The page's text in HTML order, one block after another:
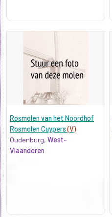
Rosmolen van het Noordhof
Rosmolen Cuypers(V)
Oudenburg, West-
Vlaanderen